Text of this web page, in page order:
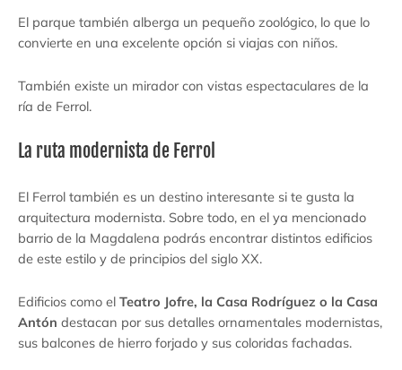
El parque también alberga un pequeño zoológico, lo que lo
convierte en una excelente opción si viajas con niños.
También existe un mirador con vistas espectaculares de la
ría de Ferrol.
La ruta modernista de Ferrol
El Ferrol también es un destino interesante si te gusta la
arquitectura modernista. Sobre todo, en el ya mencionado
barrio de la Magdalena podrás encontrar distintos edificios
de este estilo y de principios del siglo XX.
Edificios como el Teatro Jofre, la Casa Rodríguez o la Casa
Antón destacan por sus detalles ornamentales modernistas,
sus balcones de hierro forjado y sus coloridas fachadas.